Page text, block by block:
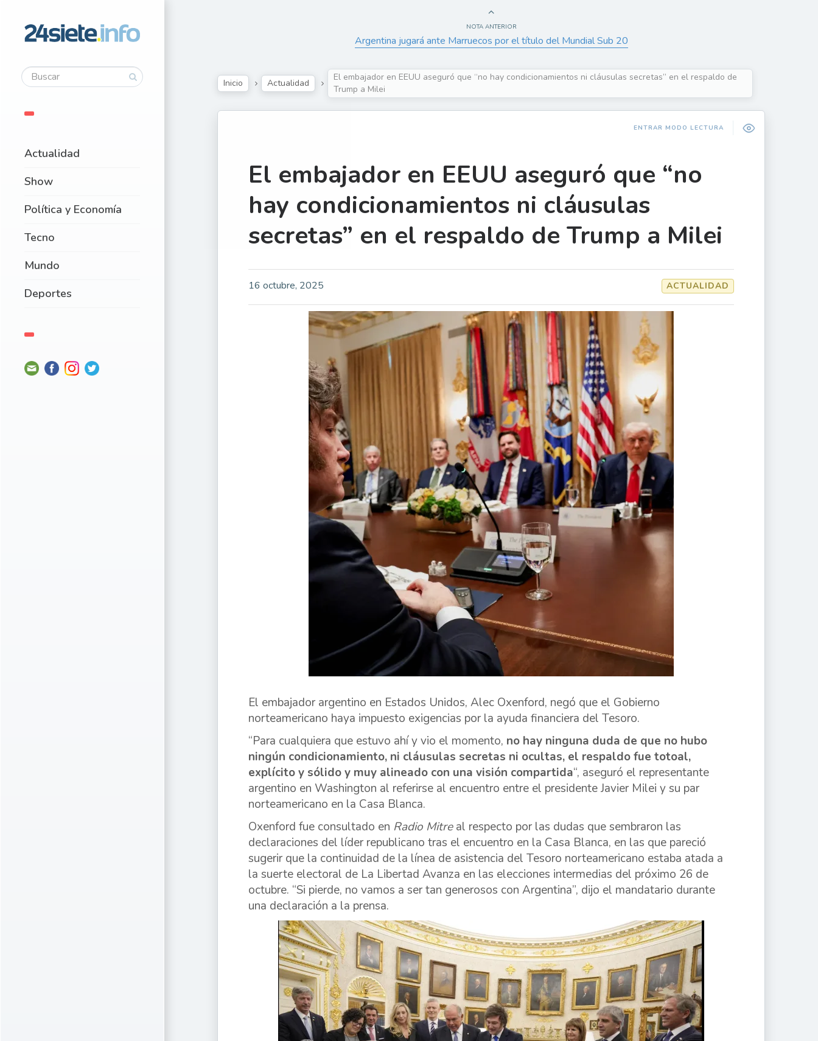
Actualidad
Show
Política y Economía
Tecno
Mundo
Deportes
NOTA ANTERIOR
Argentina jugará ante Marruecos por el título del Mundial Sub 20
Inicio Actualidad
El embajador en EEUU aseguró que “no hay condicionamientos ni cláusulas secretas” en el respaldo de
Trump a Milei
ENTRAR MODO LECTURA
El embajador en EEUU aseguró que “no
hay condicionamientos ni cláusulas
secretas” en el respaldo de Trump a Milei
16 octubre, 2025 ACTUALIDAD
El embajador argentino en Estados Unidos, Alec Oxenford, negó que el Gobierno
norteamericano haya impuesto exigencias por la ayuda financiera del Tesoro.
“Para cualquiera que estuvo ahí y vio el momento, no hay ninguna duda de que no hubo
ningún condicionamiento, ni cláusulas secretas ni ocultas, el respaldo fue totoal,
explícito y sólido y muy alineado con una visión compartida“, aseguró el representante
argentino en Washington al referirse al encuentro entre el presidente Javier Milei y su par
norteamericano en la Casa Blanca.
Oxenford fue consultado en Radio Mitreal respecto por las dudas que sembraron las
declaraciones del líder republicano tras el encuentro en la Casa Blanca, en las que pareció
sugerir que la continuidad de la línea de asistencia del Tesoro norteamericano estaba atada a
la suerte electoral de La Libertad Avanza en las elecciones intermedias del próximo 26 de
octubre. “Si pierde, no vamos a ser tan generosos con Argentina”, dijo el mandatario durante
una declaración a la prensa.